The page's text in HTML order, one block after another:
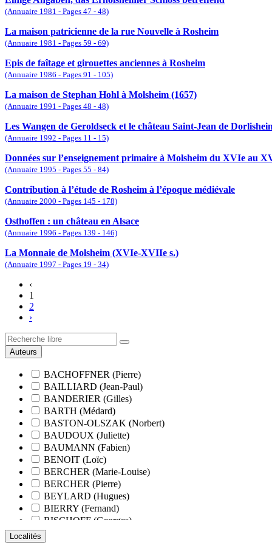
(Annuaire 1981 - Pages 47 - 48)
La maison patricienne de la rue Nouvelle à Rosheim
(Annuaire 1981 - Pages 59 - 69)
Epis de faîtage et girouettes anciennes à Rosheim
(Annuaire 1986 - Pages 91 - 105)
La maison de Stephan Hohl à Molsheim (1657)
(Annuaire 1991 - Pages 48 - 48)
Les Wangen de Geroldseck et le château Saint-Jean de
(Annuaire 1992 - Pages 11 - 15)
Données sur l’enseignement primaire à Molsheim du XVIe au
(Annuaire 1995 - Pages 55 - 84)
Contribution à l’étude de Rosheim à l’époque médiévale
(Annuaire 2000 - Pages 145 - 178)
Osthoffen : un château en Alsace
(Annuaire 1996 - Pages 139 - 146)
La Monnaie de Molsheim (XVIe-XVIIe s.)
(Annuaire 1997 - Pages 19 - 34)
‹
1
2
›
Auteurs
BACHOFFNER (Pierre)
BAILLIARD (Jean-Paul)
BANDERIER (Gilles)
BARTH (Médard)
BASTON-OLSZAK (Norbert)
BAUDOUX (Juliette)
BAUMANN (Fabien)
BENOIT (Loïc)
BERCHER (Marie-Louise)
BERCHER (Pierre)
BEYLARD (Hugues)
BIERRY (Fernand)
BISCHOFF (Georges)
BLANCHARD (François)
Localités